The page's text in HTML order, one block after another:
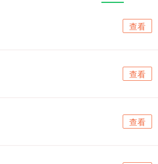
查看
查看
查看